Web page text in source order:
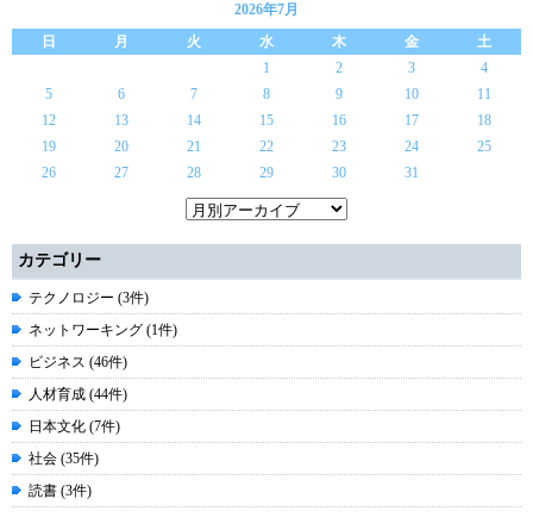
2026年7月
日
月 火 水 木 金
土
1
2 3
4
5
6 7 8 9 10
11
12
13 14 15 16 17
18
19
20 21 22 23 24
25
26
27 28 29 30 31
カテゴリー
テクノロジー (3件)
ネットワーキング (1件)
ビジネス (46件)
人材育成 (44件)
日本文化 (7件)
社会 (35件)
読書 (3件)